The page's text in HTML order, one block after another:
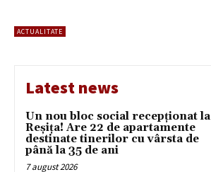
ACTUALITATE
Latest news
Un nou bloc social recepționat la
Reșița! Are 22 de apartamente
destinate tinerilor cu vârsta de
până la 35 de ani
7 august 2026